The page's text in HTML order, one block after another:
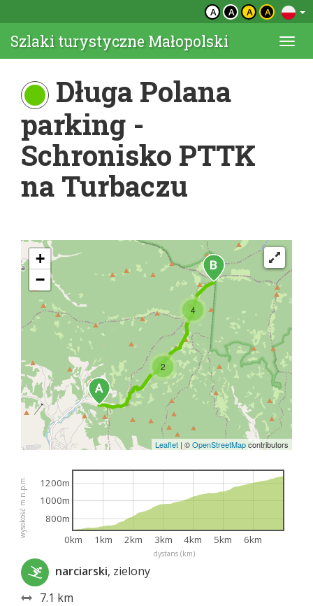
A A A A
Szlaki turystyczne Małopolski
Długa Polana
parking -
Schronisko PTTK
na Turbaczu
4
2
+
−
Leaflet | ©OpenStreetMapcontributors
dystans (km)
wysokość m n.p.m.
0km 1km 2km 3km 4km 5km 6km
800m
1000m
1200m
narciarski, zielony
7.1 km